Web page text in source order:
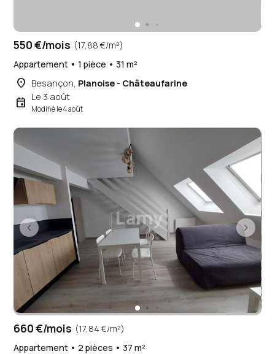
550 €/mois (17,88 €/m²)
Appartement • 1 pièce • 31 m²
place Besançon, Planoise - Châteaufarine
event Le 3 août
Modifié le 4 août
660 €/mois (17,84 €/m²)
Appartement • 2 pièces • 37 m²